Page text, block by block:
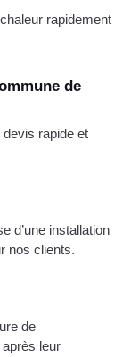
rapidement
de
rapide et
d’une installation
nos clients.
de
leur